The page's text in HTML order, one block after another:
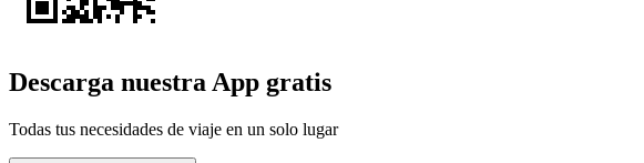
Descarga nuestra App gratis
Todas tus necesidades de viaje en un solo lugar